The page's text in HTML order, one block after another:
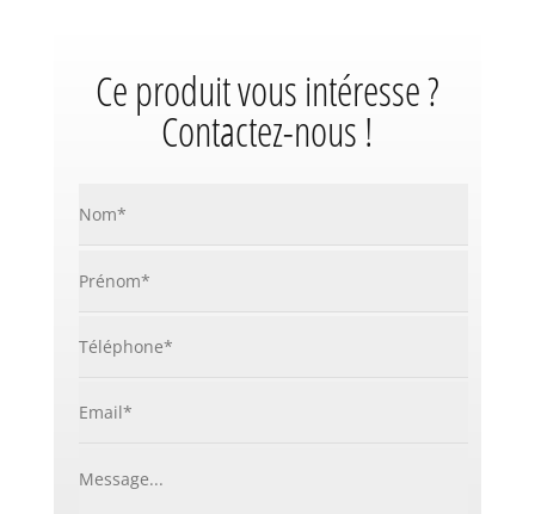
Ce produit vous intéresse ?
Contactez-nous !